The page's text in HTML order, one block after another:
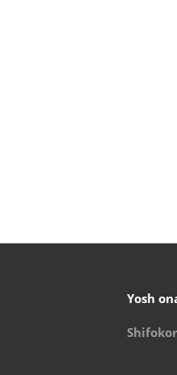
Yosh